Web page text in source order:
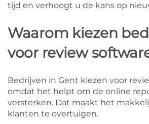
tijd en verhoogt u de kans op
Waarom kiezen
voor review
Bedrijven in Gent kiezen voor
omdat het helpt om de online
versterken. Dat maakt het
klanten te overtuigen.